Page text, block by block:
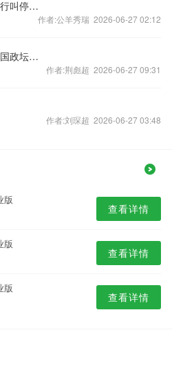
黄金投资再念“紧箍咒” 国有大行叫停个人竞价交易
作者:公羊秀瑞 2026-06-27 02:12
国际观察｜斯塔默辞职凸显英国政坛深层困局
作者:荆彪超 2026-06-27 09:31
作者:刘琛超 2026-06-27 03:48
版
查看详情
版
查看详情
版
查看详情